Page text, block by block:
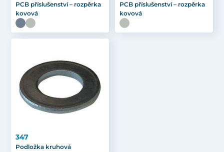
PCB příslušenství – rozpěrka
kovová
PCB příslušenství – rozpěrka
kovová
347
Podložka kruhová